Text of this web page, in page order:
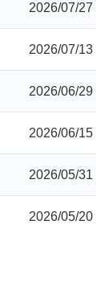
2026/07/27
2026/07/13
2026/06/29
2026/06/15
2026/05/31
2026/05/20